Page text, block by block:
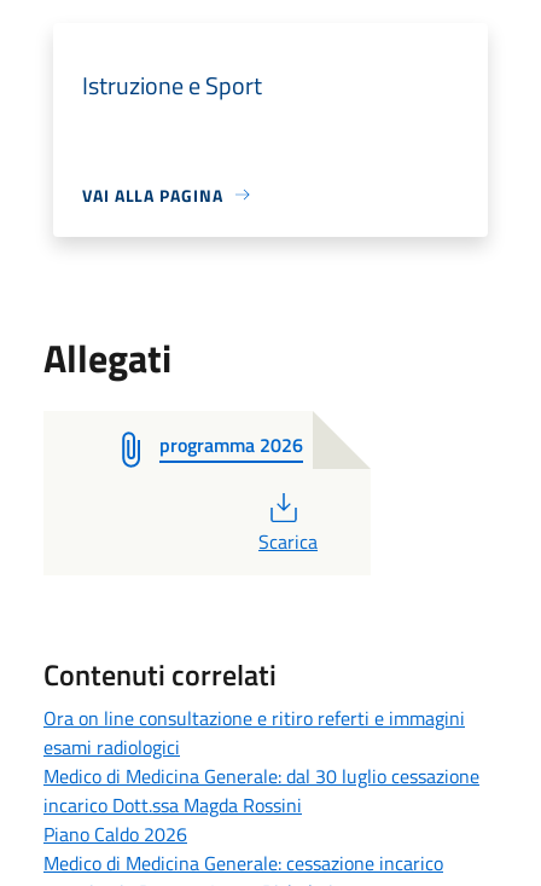
Istruzione e Sport
VAI ALLA PAGINA
Allegati
programma 2026
Scarica
Contenuti correlati
Ora on line consultazione e ritiro referti e immagini
esami radiologici
Medico di Medicina Generale: dal 30 luglio cessazione
incarico Dott.ssa Magda Rossini
Piano Caldo 2026
Medico di Medicina Generale: cessazione incarico